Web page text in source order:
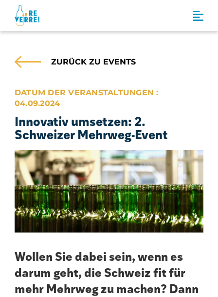
i
ZURÜCK ZU EVENTS
DATUM DER VERANSTALTUNGEN :
04.09.2024
Innovativ umsetzen: 2.
Schweizer Mehrweg-Event
Wollen Sie dabei sein, wenn es
darum geht, die Schweiz fit für
mehr Mehrweg zu machen? Dann